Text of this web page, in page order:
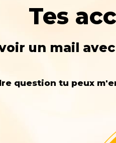
Tes
un mail
question tu peux